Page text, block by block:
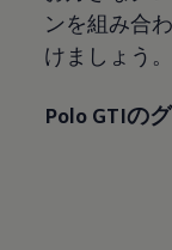
ンを組み合
けましょう。
Polo GTIの